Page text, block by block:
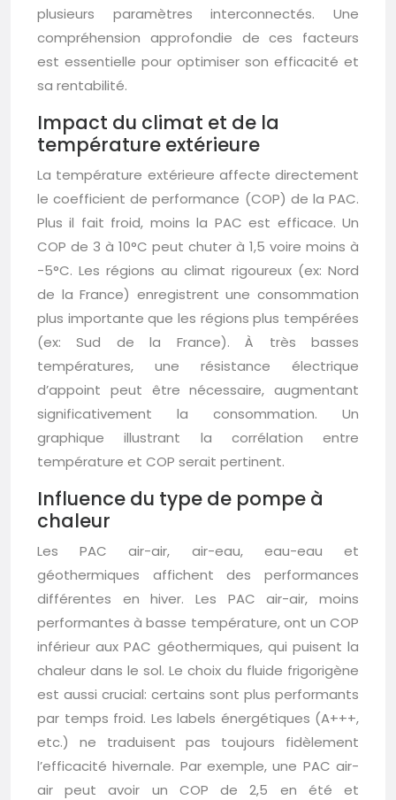
plusieurs paramètres interconnectés. Une
compréhension approfondie de ces facteurs
est essentielle pour optimiser son efficacité et
sa rentabilité.
Impact du climat et de la
température extérieure
La température extérieure affecte directement
le coefficient de performance (COP) de la PAC.
Plus il fait froid, moins la PAC est efficace. Un
COP de 3 à 10°C peut chuter à 1,5 voire moins à
-5°C. Les régions au climat rigoureux (ex: Nord
de la France) enregistrent une consommation
plus importante que les régions plus tempérées
(ex: Sud de la France). À très basses
températures, une résistance électrique
d’appoint peut être nécessaire, augmentant
significativement la consommation. Un
graphique illustrant la corrélation entre
température et COP serait pertinent.
Influence du type de pompe à
chaleur
Les PAC air-air, air-eau, eau-eau et
géothermiques affichent des performances
différentes en hiver. Les PAC air-air, moins
performantes à basse température, ont un COP
inférieur aux PAC géothermiques, qui puisent la
chaleur dans le sol. Le choix du fluide frigorigène
est aussi crucial: certains sont plus performants
par temps froid. Les labels énergétiques (A+++,
etc.) ne traduisent pas toujours fidèlement
l’efficacité hivernale. Par exemple, une PAC air-
air peut avoir un COP de 2,5 en été et